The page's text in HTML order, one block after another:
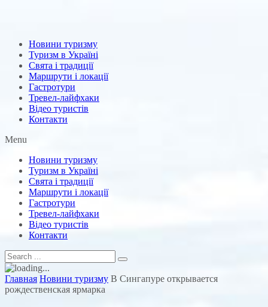
Новини туризму
Туризм в Україні
Свята і традиції
Маршрути і локації
Гастротури
Тревел-лайфхаки
Відео туристів
Контакти
Menu
Новини туризму
Туризм в Україні
Свята і традиції
Маршрути і локації
Гастротури
Тревел-лайфхаки
Відео туристів
Контакти
Главная Новини туризму В Сингапуре открывается
рождественская ярмарка